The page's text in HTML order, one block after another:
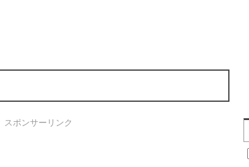
スポンサーリンク